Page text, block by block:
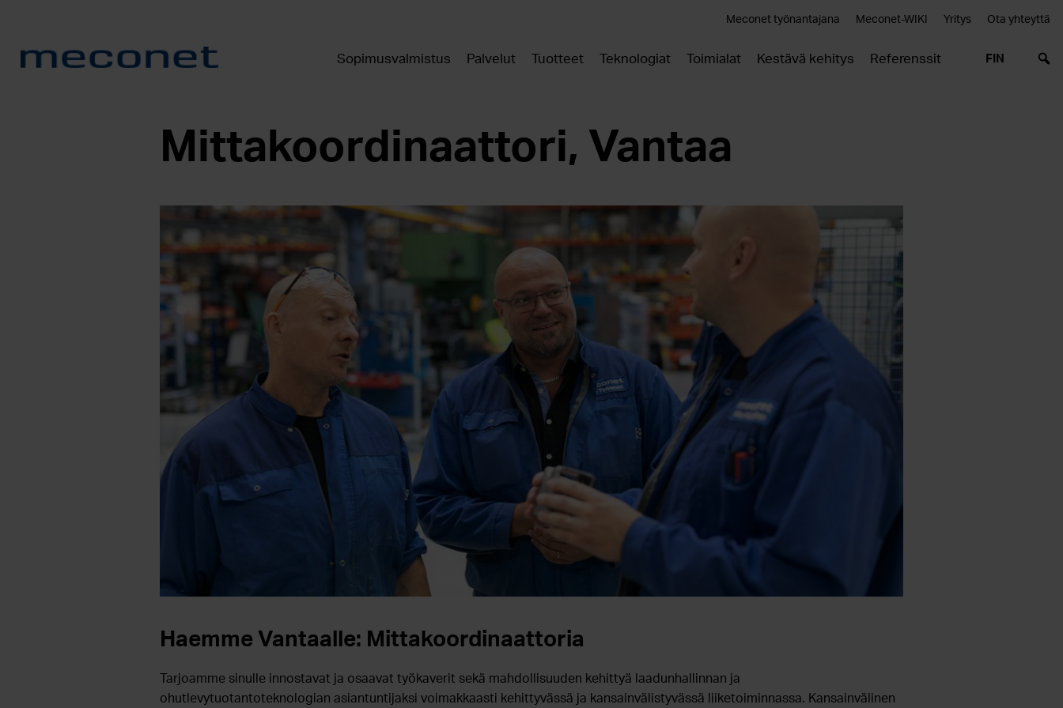
Meconet työnantajana Meconet-WIKI Yritys Ota yhteyttä
Sopimusvalmistus Palvelut Tuotteet Teknologiat Toimialat Kestävä kehitys Referenssit FIN
Mittakoordinaattori, Vantaa
Haemme Vantaalle: Mittakoordinaattoria
Tarjoamme sinulle innostavat ja osaavat työkaverit sekä mahdollisuuden kehittyä laadunhallinnan ja
ohutlevytuotantoteknologian asiantuntijaksi voimakkaasti kehittyvässä ja kansainvälistyvässä liiketoiminnassa. Kansainvälinen